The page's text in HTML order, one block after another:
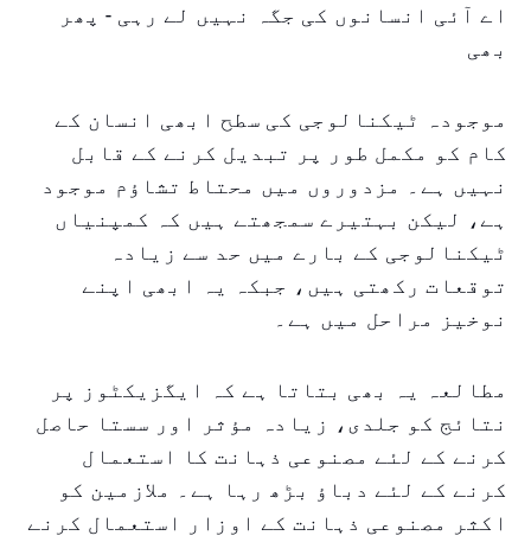
اے آئی انسانوں کی جگہ نہیں لے رہی - پھر
بھی
موجودہ ٹیکنالوجی کی سطح ابھی انسان کے
کام کو مکمل طور پر تبدیل کرنے کے قابل
نہیں ہے۔ مزدوروں میں محتاط تشاؤم موجود
ہے، لیکن بہتیرے سمجھتے ہیں کہ کمپنیاں
ٹیکنالوجی کے بارے میں حد سے زیادہ
توقعات رکھتی ہیں، جبکہ یہ ابھی اپنے
نوخیز مراحل میں ہے۔
مطالعہ یہ بھی بتاتا ہے کہ ایگزیکٹوز پر
نتائج کو جلدی، زیادہ مؤثر اور سستا حاصل
کرنے کے لئے مصنوعی ذہانت کا استعمال
کرنے کے لئے دباؤ بڑھ رہا ہے۔ ملازمین کو
اکثر مصنوعی ذہانت کے اوزار استعمال کرنے